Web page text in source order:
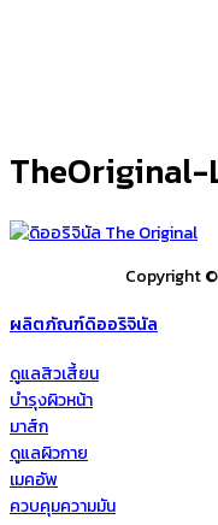
TheOriginal-
Copyright
ผลิตภัณฑ์ดิออริจินัล
ดูแลสิวเสี้ยน
บำรุงผิวหน้า
มาส์ก
ดูแลผิวกาย
เมคอัพ
ควบคุมความมัน